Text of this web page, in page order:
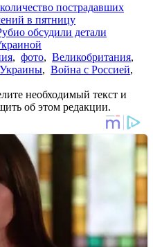
пострадавших
в пятницу
обсудили детали
, фото, Великобритания,
, Война с Россией,
необходимый текст и
об этом редакции.